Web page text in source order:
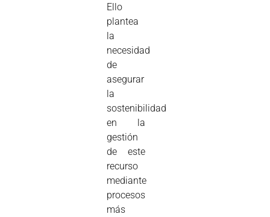
Ello
plantea
la
necesidad
de
asegurar
la
sostenibilidad
en la
gestión
de este
recurso
mediante
procesos
más